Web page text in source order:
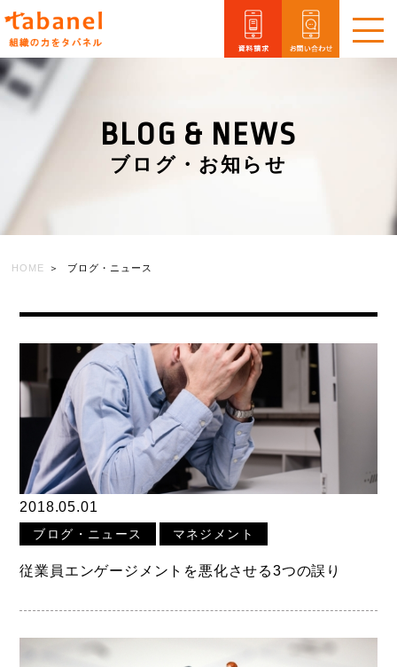
メ
ニ
BLOG & NEWS
ブログ・お知らせ
HOME ブログ・ニュース
2018.05.01
ブログ・ニュース マネジメント
従業員エンゲージメントを悪化させる3つの誤り